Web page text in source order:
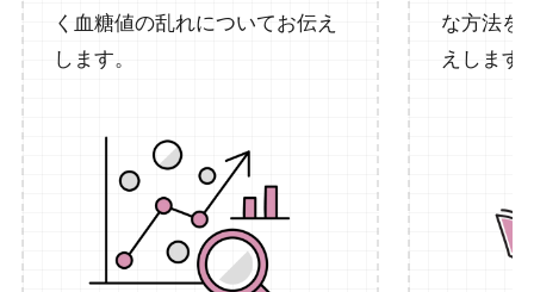
く血糖値の乱れについてお伝え
します。
な方法を
えします